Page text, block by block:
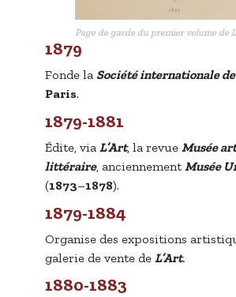
Page de garde du premier volume de
1879
Fonde la Société internationale de
Paris.
1879-1881
Édite, via L’Art, la revue Musée
littéraire, anciennementMusée
(1873–1878).
1879-1884
Organise des expositions
galerie de vente de L’Art.
1880-1883